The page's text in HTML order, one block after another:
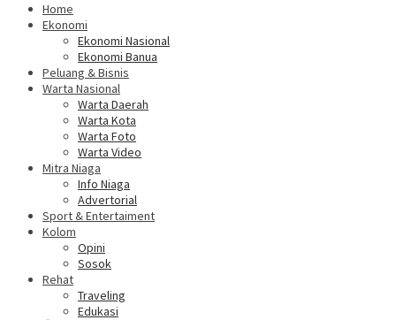
Home
Ekonomi
Ekonomi Nasional
Ekonomi Banua
Peluang & Bisnis
Warta Nasional
Warta Daerah
Warta Kota
Warta Foto
Warta Video
Mitra Niaga
Info Niaga
Advertorial
Sport & Entertaiment
Kolom
Opini
Sosok
Rehat
Traveling
Edukasi